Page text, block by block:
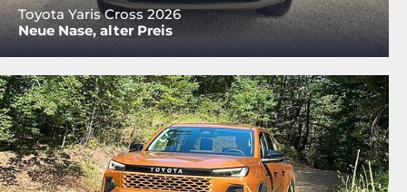
Toyota Yaris Cross 2026
Neue Nase, alter Preis